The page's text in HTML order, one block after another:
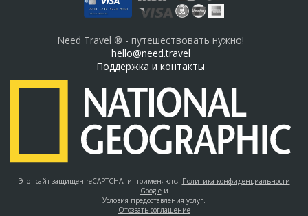
Need Travel ® - путешествовать нужно!
hello@need.travel
Поддержка и контакты
Этот сайт защищен reCAPTCHA, и применяются Политика конфиденциальности
Googleи
Условия предоставления услуг.
Отозвать соглашение